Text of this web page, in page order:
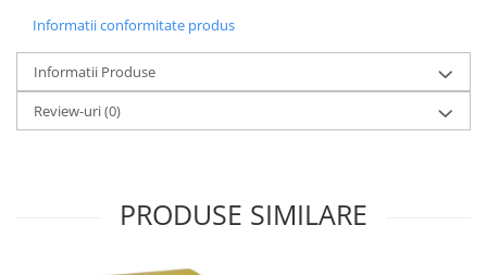
Accesorii aparate de ras electrice
Accesorii aparate hair styling
Aparate & Accesorii ingrijire
personala
Consumabile sanitare
Informatii conformitate produs
Informatii Produse
Review-uri(0)
PRODUSE SIMILARE